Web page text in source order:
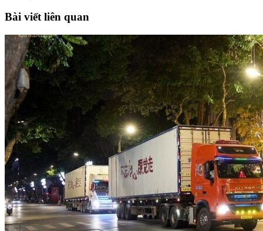
Bài viết liên quan